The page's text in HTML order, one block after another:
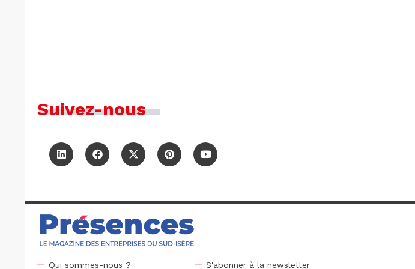
Suivez-nous
Qui sommes-nous ? S'abonner à la newsletter